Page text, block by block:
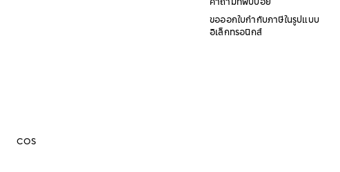
ขอออกใบกำกับภาษีในรูปแบบ
อิเล็กทรอนิกส์
COS